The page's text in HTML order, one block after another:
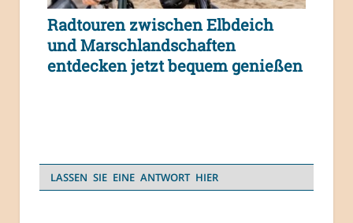
Radtouren zwischen Elbdeich
und Marschlandschaften
entdecken jetzt bequem genießen
LASSEN SIE EINE ANTWORT HIER